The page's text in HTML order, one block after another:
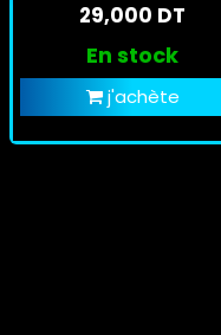
29,000 DT
En stock
j'achète